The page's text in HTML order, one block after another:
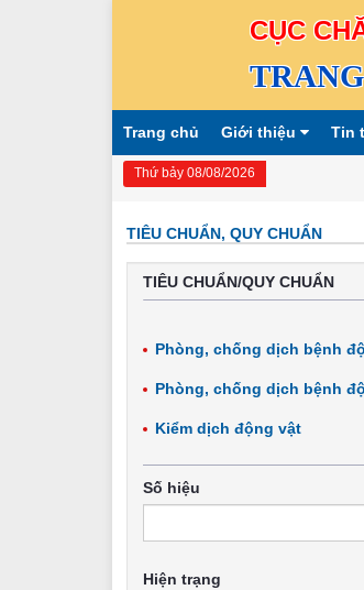
CỤC
Trang chủ Giới thiệu Tin
Thứ bảy 08/08/2026
TIÊU CHUẨN, QUY CHUẨN
TIÊU CHUẨN/QUY CHUẨN
Phòng, chống dịch bệnh
Phòng, chống dịch bệnh
Kiểm dịch động vật
Số hiệu
Hiện trạng